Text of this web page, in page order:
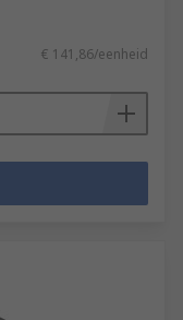
€ 141,86/eenheid